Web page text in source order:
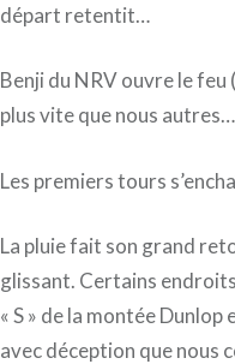
départ retentit…
Benji du NRV ouvre le feu
plus vite que nous
Les premiers tours
La pluie fait son grand
glissant. Certains
« S » de la montée Dunlop
avec déception que nous